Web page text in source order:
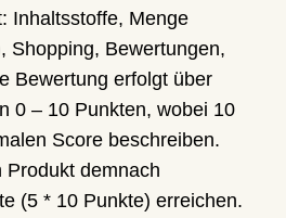
Inhaltsstoffe, Menge
Shopping, Bewertungen,
Bewertung erfolgt über
0 – 10 Punkten, wobei 10
Score beschreiben.
Produkt demnach
(5 * 10 Punkte) erreichen.